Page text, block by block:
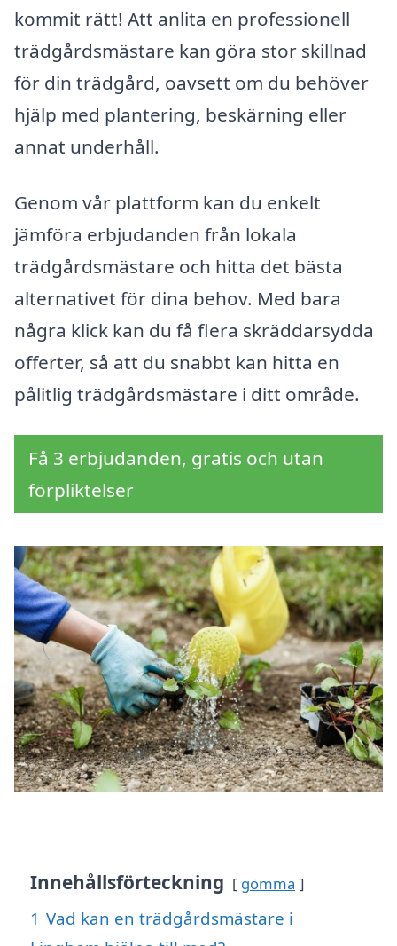
kommit rätt! Att anlita en professionell
trädgårdsmästare kan göra stor skillnad
för din trädgård, oavsett om du behöver
hjälp med plantering, beskärning eller
annat underhåll.
Genom vår plattform kan du enkelt
jämföra erbjudanden från lokala
trädgårdsmästare och hitta det bästa
alternativet för dina behov. Med bara
några klick kan du få flera skräddarsydda
offerter, så att du snabbt kan hitta en
pålitlig trädgårdsmästare i ditt område.
Få 3 erbjudanden, gratis och utan
förpliktelser
Innehållsförteckning gömma
1 Vad kan en trädgårdsmästare i